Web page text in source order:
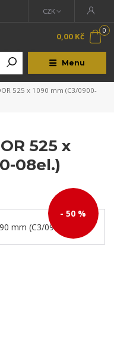
Menu
CZK
0
0,00 Kč
525 x 1090 mm (C3/0900-
525 x
08el.)
- 50 %